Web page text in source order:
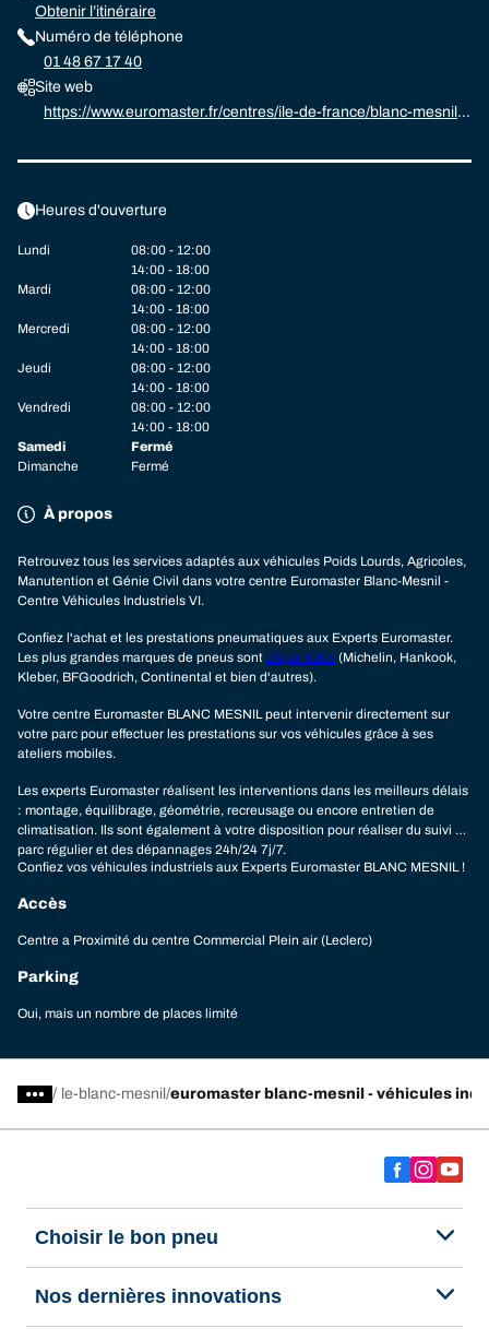
Obtenir l’itinéraire
Numéro de téléphone
01 48 67 17 40
Site web
https://www.euromaster.fr/centres/ile-de-france/blanc-mesnil/e
Heures d'ouverture
Lundi
08:00 - 12:00
14:00 - 18:00
Mardi
08:00 - 12:00
14:00 - 18:00
Mercredi
08:00 - 12:00
14:00 - 18:00
Jeudi
08:00 - 12:00
14:00 - 18:00
Vendredi
08:00 - 12:00
14:00 - 18:00
Samedi
Fermé
Dimanche
Fermé
À propos
Retrouvez tous les services adaptés aux véhicules Poids Lourds, Agricoles,
Manutention et Génie Civil dans votre centre Euromaster Blanc-Mesnil -
Centre Véhicules Industriels VI.
Confiez l'achat et les prestations pneumatiques aux Experts Euromaster.
Les plus grandes marques de pneus sont disponibles (Michelin, Hankook,
Kleber, BFGoodrich, Continental et bien d'autres).
Votre centre Euromaster BLANC MESNIL peut intervenir directement sur
votre parc pour effectuer les prestations sur vos véhicules grâce à ses
ateliers mobiles.
Les experts Euromaster réalisent les interventions dans les meilleurs délais
: montage, équilibrage, géométrie, recreusage ou encore entretien de
climatisation. Ils sont également à votre disposition pour réaliser du suivi de
parc régulier et des dépannages 24h/24 7j/7.
Confiez vos véhicules industriels aux Experts Euromaster BLANC MESNIL !
Accès
Centre a Proximité du centre Commercial Plein air (Leclerc)
Parking
Oui, mais un nombre de places limité
/ le-blanc-mesnil euromaster blanc-mesnil - véhicules
Choisir le bon pneu
Nos dernières innovations